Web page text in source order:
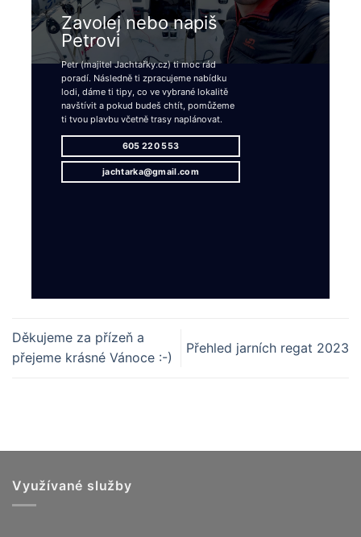
Zavolej nebo napiš
Petrovi
Petr (majitel Jachtařky.cz) ti moc rád
poradí. Následně ti zpracujeme nabídku
lodi, dáme ti tipy, co ve vybrané lokalitě
navštívit a pokud budeš chtít, pomůžeme
ti tvou plavbu včetně trasy naplánovat.
605 220 553
jachtarka@gmail.com
Děkujeme za přízeň a
přejeme krásné Vánoce :-)
Přehled jarních regat 2023
Využívané služby